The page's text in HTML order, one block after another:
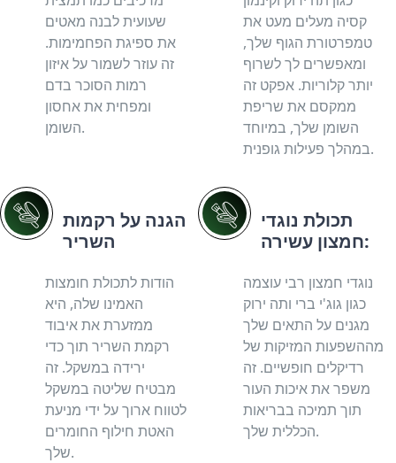
שעועית לבנה מאטים
את ספיגת הפחמימות.
זה עוזר לשמור על איזון
רמות הסוכר בדם
ומפחית את אחסון
השומן.
קסיה מעלים מעט את
טמפרטורת הגוף שלך,
ומאפשרים לך לשרוף
יותר קלוריות. אפקט זה
ממקסם את שריפת
השומן שלך, במיוחד
במהלך פעילות גופנית.
הגנה על רקמות
השריר
הודות לתכולת חומצות
האמינו שלה, היא
ממזערת את איבוד
רקמת השריר תוך כדי
ירידה במשקל. זה
מבטיח שליטה במשקל
לטווח ארוך על ידי מניעת
האטת חילוף החומרים
שלך.
תכולת נוגדי
חמצון עשירה:
נוגדי חמצון רבי עוצמה
כגון גוג'י ברי ותה ירוק
מגנים על התאים שלך
מההשפעות המזיקות של
רדיקלים חופשיים. זה
משפר את איכות העור
תוך תמיכה בבריאות
הכללית שלך.